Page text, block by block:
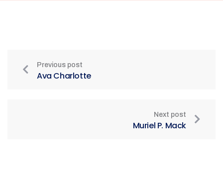
Previous post
Ava Charlotte
Next post
Muriel P. Mack